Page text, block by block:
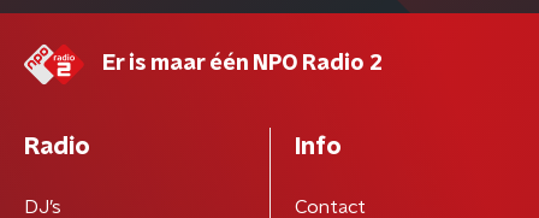
Er is maar één NPO Radio 2
Radio
DJ’s
Info
Contact